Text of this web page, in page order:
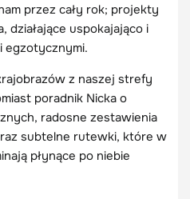
przez cały rok; projekty
działające uspokajająco i
egzotycznymi.
z naszej strefy
poradnik Nicka o
radosne zestawienia
subtelne rutewki, które w
płynące po niebie